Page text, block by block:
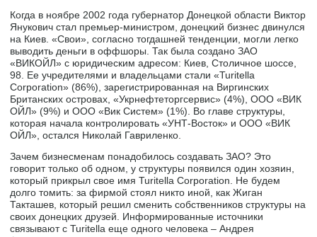
Когда в ноябре 2002 года губернатор Донецкой области Виктор
Янукович стал премьер-министром, донецкий бизнес двинулся
на Киев. «Свои», согласно тогдашней тенденции, могли легко
выводить деньги в оффшоры. Так была создано ЗАО
«ВИКОЙЛ» с юридическим адресом: Киев, Столичное шоссе,
98. Ее учредителями и владельцами стали «Turitella
Corporation» (86%), зарегистрированная на Виргинских
Британских островах, «Укрнефтеторгсервис» (4%), ООО «ВИК
ОЙЛ» (9%) и ООО «Вик Систем» (1%). Во главе структуры,
которая начала контролировать «УНТ-Восток» и ООО «ВИК
ОЙЛ», остался Николай Гавриленко.
Зачем бизнесменам понадобилось создавать ЗАО? Это
говорит только об одном, у структуры появился один хозяин,
который прикрыл свое имя Turitella Corporation. Не будем
долго томить: за фирмой стоял никто иной, как Жиган
Такташев, который решил сменить собственников структуры на
своих донецких друзей. Информированные источники
связывают с Turitella еще одного человека – Андрея